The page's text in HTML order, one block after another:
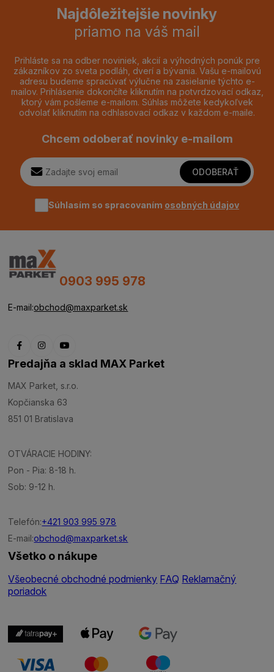
Najdôležitejšie novinky
priamo na váš mail
Prihláste sa na odber noviniek, akcií a výhodných ponúk pre
zákazníkov zo sveta podláh, dverí a bývania. Vašu e-mailovú
adresu budeme spracúvať výlučne na zasielanie týchto e-
mailov. Prihlásenie dokončíte kliknutím na potvrdzovací odkaz,
ktorý vám pošleme e-mailom. Súhlas môžete kedykoľvek
odvolať kliknutím na odhlasovací odkaz v každom e-maile.
Chcem odoberať novinky e-mailom
ODOBERAŤ
Súhlasím so spracovaním osobných údajov
0903 995 978
E-mail:obchod@maxparket.sk
Predajňa a sklad MAX Parket
MAX Parket, s.r.o.
Kopčianska 63
851 01 Bratislava
OTVÁRACIE HODINY:
Pon - Pia: 8-18 h.
Sob: 9-12 h.
Telefón:+421 903 995 978
E-mail:obchod@maxparket.sk
Všetko o nákupe
Všeobecné obchodné podmienky FAQ Reklamačný
poriadok